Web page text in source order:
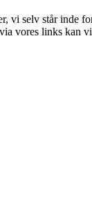
vi selv står inde
vores links kan